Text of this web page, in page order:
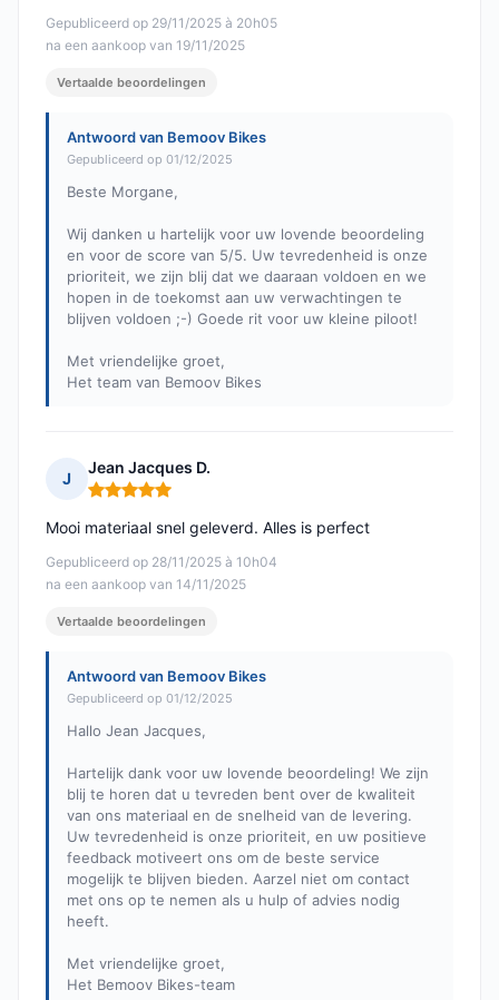
Gepubliceerd op 29/11/2025 à 20h05
na een aankoop van 19/11/2025
Vertaalde beoordelingen
Antwoord van Bemoov Bikes
Gepubliceerd op 01/12/2025
Beste Morgane,
Wij danken u hartelijk voor uw lovende beoordeling
en voor de score van 5/5. Uw tevredenheid is onze
prioriteit, we zijn blij dat we daaraan voldoen en we
hopen in de toekomst aan uw verwachtingen te
blijven voldoen ;-) Goede rit voor uw kleine piloot!
Met vriendelijke groet,
Het team van Bemoov Bikes
J
Jean Jacques D.
Opmerking: 5 van 5
Gepubliceerd op 28/11/2025 à 10h04
na een aankoop van 14/11/2025
Mooi materiaal snel geleverd. Alles is perfect
Vertaalde beoordelingen
Antwoord van Bemoov Bikes
Gepubliceerd op 01/12/2025
Hallo Jean Jacques,
Hartelijk dank voor uw lovende beoordeling! We zijn
blij te horen dat u tevreden bent over de kwaliteit
van ons materiaal en de snelheid van de levering.
Uw tevredenheid is onze prioriteit, en uw positieve
feedback motiveert ons om de beste service
mogelijk te blijven bieden. Aarzel niet om contact
met ons op te nemen als u hulp of advies nodig
heeft.
Met vriendelijke groet,
Het Bemoov Bikes-team